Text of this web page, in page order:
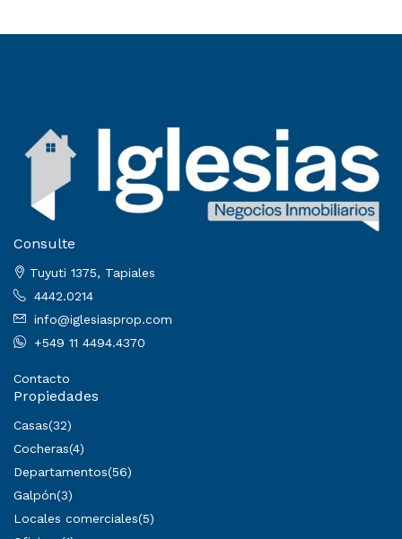
Consulte
Tuyuti 1375, Tapiales
4442.0214
info@iglesiasprop.com
+549 11 4494.4370
Contacto
Propiedades
Casas(32)
Cocheras(4)
Departamentos(56)
Galpón(3)
Locales comerciales(5)